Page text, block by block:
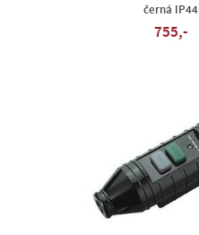
černá IP44
755,-